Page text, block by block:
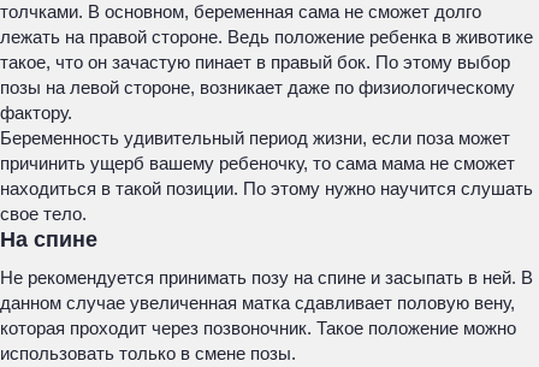
толчками. В основном, беременная сама не сможет долго
лежать на правой стороне. Ведь положение ребенка в животике
такое, что он зачастую пинает в правый бок. По этому выбор
позы на левой стороне, возникает даже по физиологическому
фактору.
Беременность удивительный период жизни, если поза может
причинить ущерб вашему ребеночку, то сама мама не сможет
находиться в такой позиции. По этому нужно научится слушать
свое тело.
На спине
Не рекомендуется принимать позу на спине и засыпать в ней. В
данном случае увеличенная матка сдавливает половую вену,
которая проходит через позвоночник. Такое положение можно
использовать только в смене позы.